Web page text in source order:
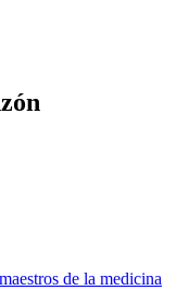
de la medicina